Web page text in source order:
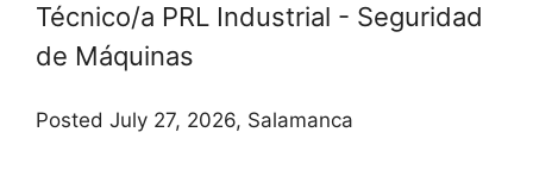
Técnico/a PRL Industrial - Seguridad
de Máquinas
Posted July 27, 2026, Salamanca